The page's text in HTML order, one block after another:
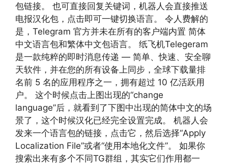
包链接。 也可直接回复关键词，机器人会直接推送
电报汉化包，点击即可一键切换语言。 令人费解的
是，Telegram 官方并未在所有的客户端内置 简体
中文语言包和繁体中文包语言。 纸飞机Telegeram
是一款纯粹的即时消息传递 — 简单、快速、安全聊
天软件，并在您的所有设备上同步，全球下载量排
名前 5 名的应用程序之一，拥有超过 10 亿活跃用
户。 这个时候点击上图出现的“change
language”后，就看到了下图中出现的简体中文的场
景了，这个时候汉化已经完全设置完成。 机器人会
发来一个语言包的链接，点击它，然后选择“Apply
Localization File”或者“使用本地化文件”。 如果你
搜索出来有多个不同TG群组，其实它们作用都一